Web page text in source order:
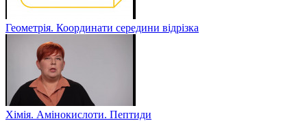
Геометрія. Координати середини відрізка
Хімія. Амінокислоти. Пептиди